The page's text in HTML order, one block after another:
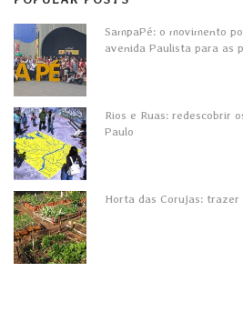
SampaPé: o movimento
avenida Paulista para as
Rios e Ruas: redescobrir
Paulo
Horta das Corujas: